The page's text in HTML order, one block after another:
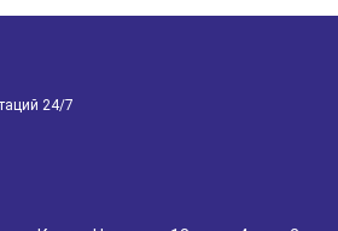
24/7